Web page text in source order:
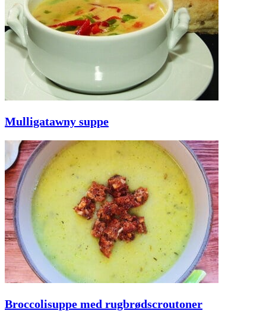
Mulligatawny suppe
Broccolisuppe med rugbrødscroutoner